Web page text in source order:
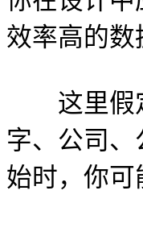
效率高的
这里假定
字、公司
始时，你